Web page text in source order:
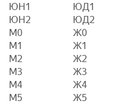
ЮН1
ЮД1
ЮН2
ЮД2
M0
Ж0
M1
Ж1
M2
Ж2
M3
Ж3
M4
Ж4
M5
Ж5